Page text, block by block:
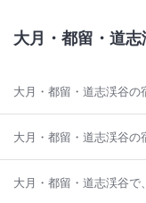
大月・都留・道
大月・都留・道志渓谷の
大月・都留・道志渓谷の
大月・都留・道志渓谷で